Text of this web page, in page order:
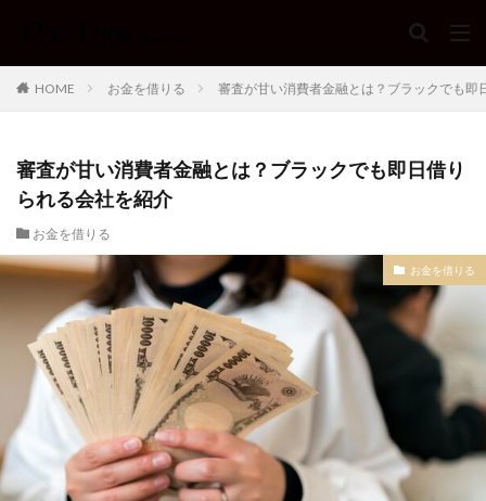
HOME お金を借りる 審査が甘い消費者金融とは？ブラックでも即
審査が甘い消費者金融とは？ブラックでも即日借り
られる会社を紹介
お金を借りる
お金を借りる